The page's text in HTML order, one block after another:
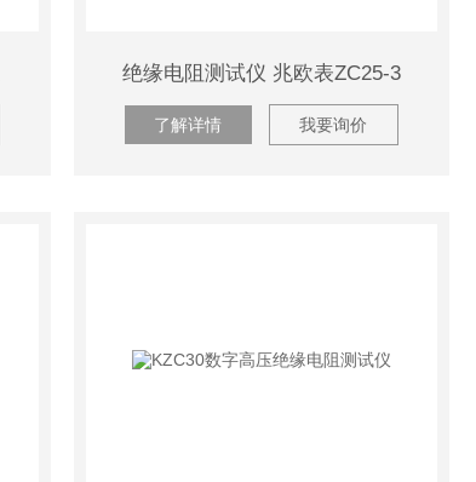
绝缘电阻测试仪 兆欧表ZC25-3
了解详情 我要询价